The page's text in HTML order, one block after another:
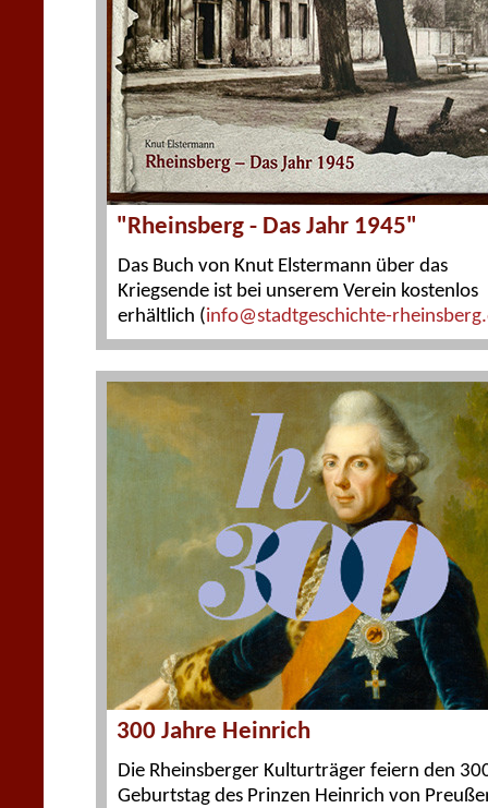
"Rheinsberg - Das Jahr 1945"
Das Buch von Knut Elstermann über das
Kriegsende ist bei unserem Verein kostenlos
erhältlich (info@stadtgeschichte-
300 Jahre Heinrich
Die Rheinsberger Kulturträger feiern den
Geburtstag des Prinzen Heinrich von